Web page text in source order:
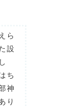
ら
設
ち
神
り